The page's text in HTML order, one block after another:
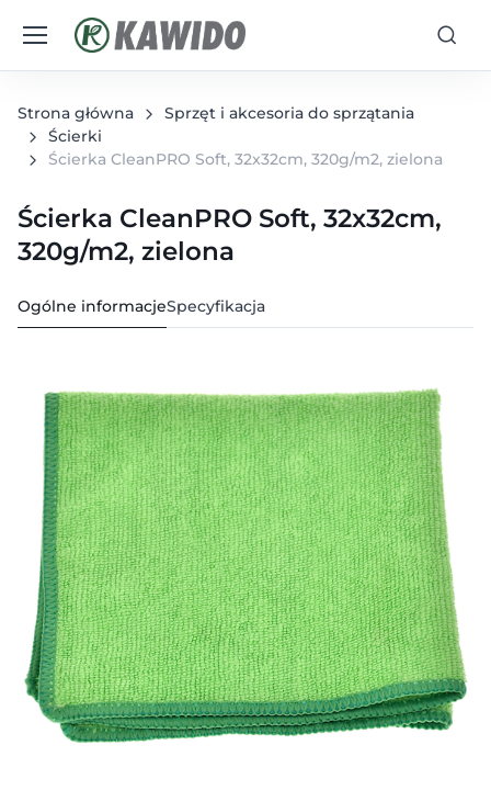
Strona główna
Sprzęt i akcesoria do sprzątania
Ścierki
Ścierka CleanPRO Soft, 32x32cm, 320g/m2, zielona
Ścierka CleanPRO Soft, 32x32cm,
320g/m2, zielona
Ogólne informacjeSpecyfikacja